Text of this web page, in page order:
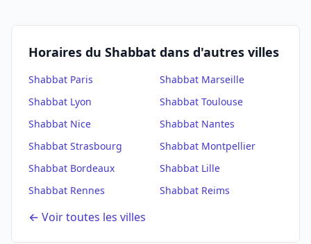
Horaires du Shabbat dans d'autres villes
Shabbat Paris Shabbat Marseille
Shabbat Lyon Shabbat Toulouse
Shabbat Nice Shabbat Nantes
Shabbat Strasbourg Shabbat Montpellier
Shabbat Bordeaux Shabbat Lille
Shabbat Rennes Shabbat Reims
← Voir toutes les villes